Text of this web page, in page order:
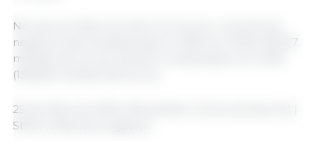
No que se refere ao valor em euros, o volume de
negócios das entradas baixou 13,6% em 2026 (119,357
milhões de euros) quando comparadas com 2025
(138,084 milhões de euros).
25 de Maio de 2026 | Newsletter Suínos semana 20 |
SIMA | http://www.gpp.pt